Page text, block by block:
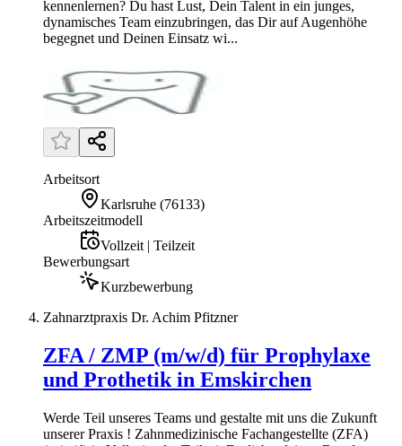
kennenlernen? Du hast Lust, Dein Talent in ein junges,
dynamisches Team einzubringen, das Dir auf Augenhöhe
begegnet und Deinen Einsatz wi...
Arbeitsort
Karlsruhe (76133)
Arbeitszeitmodell
Vollzeit | Teilzeit
Bewerbungsart
Kurzbewerbung
Zahnarztpraxis Dr. Achim Pfitzner
ZFA / ZMP (m/w/d) für Prophylaxe
und Prothetik in Emskirchen
Werde Teil unseres Teams und gestalte mit uns die Zukunft
unserer Praxis ! Zahnmedizinische Fachangestellte (ZFA)